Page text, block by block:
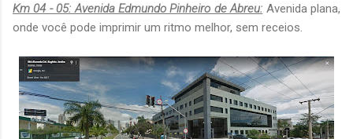
Km 04 - 05: Avenida Edmundo Pinheiro de Abreu: Avenida plana,
onde você pode imprimir um ritmo melhor, sem receios.